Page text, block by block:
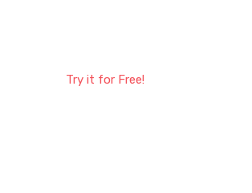
Try it for Free!